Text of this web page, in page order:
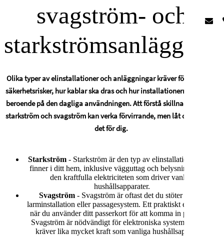
svagström- och
Olika typer av elinstallationer och anläggningar kräver förståelse för
säkerhetsrisker, hur kablar ska dras och hur installationerna ska se ut
beroende på den dagliga användningen. Att förstå skillnaden mellan
starkström och svagström kan verka förvirrande, men låt oss förenkla
det för dig.
Starkström- Starkström är den typ av elinstallation som du
finner i ditt hem, inklusive vägguttag och belysning. Det är
den kraftfulla elektriciteten som driver vanliga
hushållsapparater.
Svagström- Svagström är oftast det du stöter på i ett
larminstallation eller passagesystem. Ett praktiskt exempel är
när du använder ditt passerkort för att komma in på jobbet.
Svagström är nödvändigt för elektroniska system som inte
kräver lika mycket kraft som vanliga hushållsapparater.